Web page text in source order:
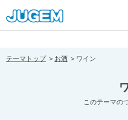
[pear_error:
prefix="" info=""]
テーマトップ お酒 ワイン
このテーマの